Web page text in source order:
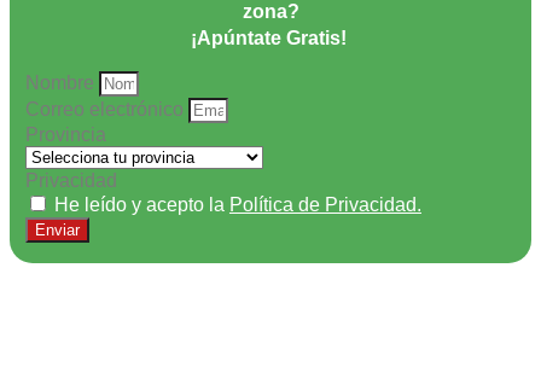
zona?
¡Apúntate Gratis!
Nombre
Correo electrónico
Provincia
Privacidad
He leído y acepto la Política de Privacidad.
Enviar